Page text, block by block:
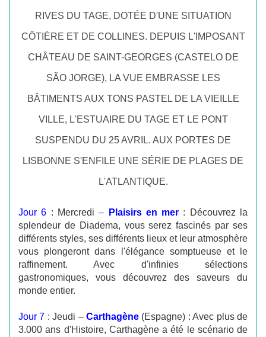
RIVES DU TAGE, DOTÉE D'UNE SITUATION
CÔTIÈRE ET DE COLLINES. DEPUIS L'IMPOSANT
CHÂTEAU DE SAINT-GEORGES (CASTELO DE
SÃO JORGE), LA VUE EMBRASSE LES
BÂTIMENTS AUX TONS PASTEL DE LA VIEILLE
VILLE, L'ESTUAIRE DU TAGE ET LE PONT
SUSPENDU DU 25 AVRIL. AUX PORTES DE
LISBONNE S'ENFILE UNE SÉRIE DE PLAGES DE
L'ATLANTIQUE.
Jour 6 : Mercredi – Plaisirs en mer : Découvrez la
splendeur de Diadema, vous serez fascinés par ses
différents styles, ses différents lieux et leur atmosphère
vous plongeront dans l'élégance somptueuse et le
raffinement. Avec d'infinies sélections
gastronomiques, vous découvrez des saveurs du
monde entier.
Jour 7 : Jeudi –Carthagène (Espagne) : Avec plus de
3.000 ans d'Histoire, Carthagène a été le scénario de